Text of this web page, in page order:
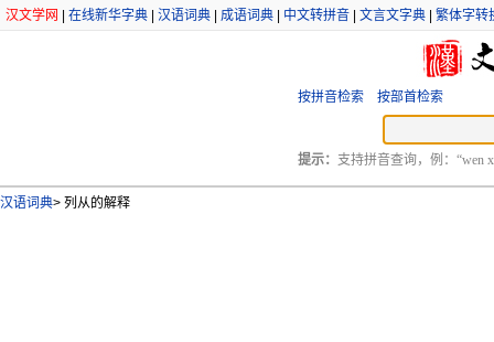
汉文学网 在线新华字典 汉语词典 成语词典 中文转拼音 文言文字典 繁体字转
按拼音检索 按部首检索
提示： 支持拼音查询，例：“wen
汉语词典> 列从的解释